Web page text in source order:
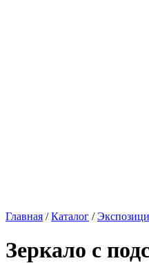
Главная /Каталог /
Зеркало с